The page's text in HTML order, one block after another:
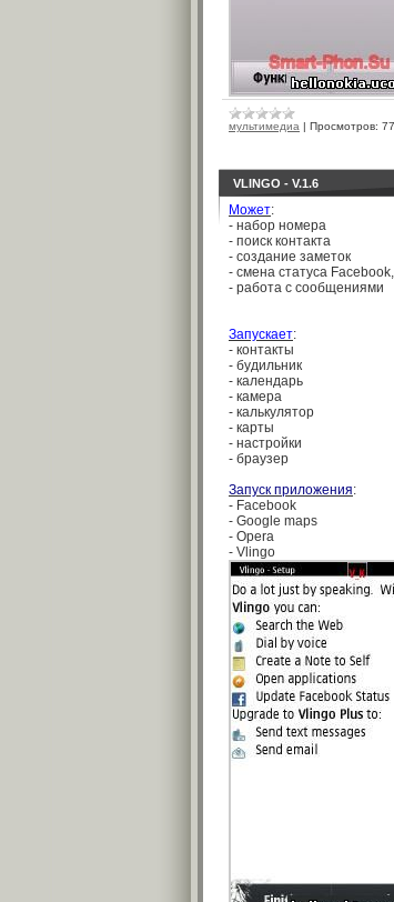
мультимедиа | Просмотров:
VLINGO - V.1.6
Может:
- набор номера
- поиск контакта
- создание заметок
- смена статуса
- работа с сообщениями
Запускает:
- контакты
- будильник
- календарь
- камера
- калькулятор
- карты
- настройки
- браузер
Запуск приложения:
- Facebook
- Google maps
- Opera
- Vlingo